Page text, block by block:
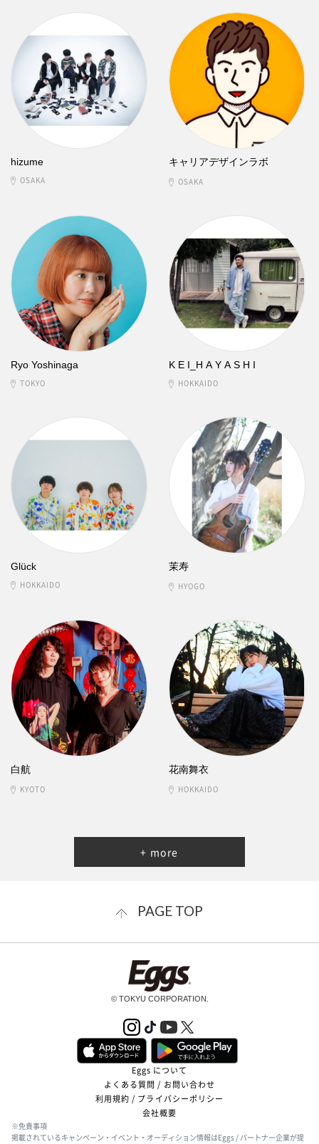
hizume
OSAKA
キャリアデザインラボ
OSAKA
Ryo Yoshinaga
TOKYO
K E I_H A Y A S H I
HOKKAIDO
Glück
HOKKAIDO
茉寿
HYOGO
白航
KYOTO
花南舞衣
HOKKAIDO
+ more
PAGE TOP
© TOKYU CORPORATION.
Eggs について
よくある質問 / お問い合わせ
利用規約 / プライバシーポリシー
会社概要
※免責事項
掲載されているキャンペーン・イベント・オーディション情報はEggs / パートナー企業が提